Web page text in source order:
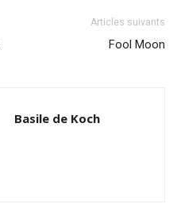
Articles suivants
Fool Moon
Basile de Koch